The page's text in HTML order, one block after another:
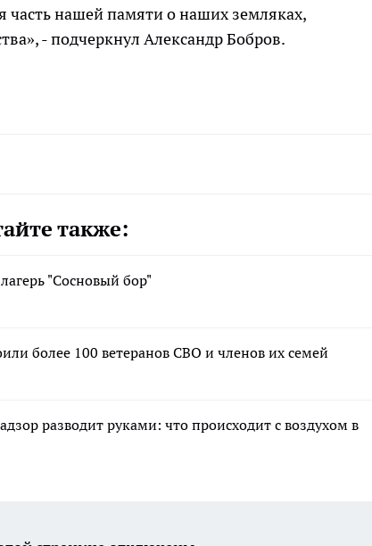
часть нашей памяти о наших земляках,
- подчеркнул Александр Бобров.
также:
"Сосновый бор"
более 100 ветеранов СВО и членов их семей
разводит руками: что происходит с воздухом в